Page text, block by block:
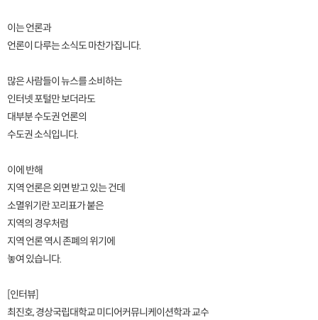
이는 언론과
언론이 다루는 소식도 마찬가집니다.
많은 사람들이 뉴스를 소비하는
인터넷 포털만 보더라도
대부분 수도권 언론의
수도권 소식입니다.
이에 반해
지역 언론은 외면 받고 있는 건데
소멸위기란 꼬리표가 붙은
지역의 경우처럼
지역 언론 역시 존폐의 위기에
놓여 있습니다.
[인터뷰]
최진호, 경상국립대학교 미디어커뮤니케이션학과 교수